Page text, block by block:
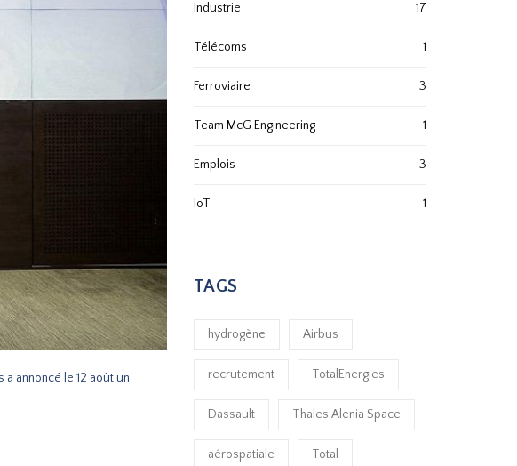
annoncé le 12 août un
Industrie 17
Télécoms 1
Ferroviaire 3
Team McG Engineering 1
Emplois 3
IoT 1
TAGS
hydrogène Airbus
recrutement TotalEnergies
Dassault Thales Alenia Space
aérospatiale Total